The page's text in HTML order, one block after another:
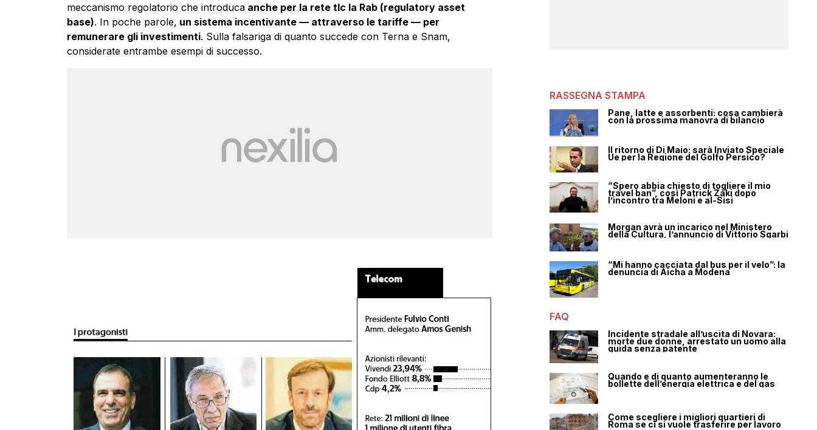
meccanismo regolatorio che introducaanche per la rete tlc la Rab (regulatory asset
base). In poche parole, un sistema incentivante — attraverso le tariffe — per
remunerare gli investimenti. Sulla falsariga di quanto succede con Terna e Snam,
considerate entrambe esempi di successo.
RASSEGNA STAMPA
Pane, latte e assorbenti: cosa cambierà
con la prossima manovra di bilancio
Il ritorno di Di Maio: sarà Inviato Speciale
Ue per la Regione del Golfo Persico?
“Spero abbia chiesto di togliere il mio
travel ban”, così Patrick Zaki dopo
l’incontro tra Meloni e al-Sisi
Morgan avrà un incarico nel Ministero
della Cultura, l’annuncio di Vittorio Sgarbi
“Mi hanno cacciata dal bus per il velo”: la
denuncia di Aicha a Modena
FAQ
Incidente stradale all’uscita di Novara:
morte due donne, arrestato un uomo alla
guida senza patente
Quando e di quanto aumenteranno le
bollette dell’energia elettrica e del gas
Come scegliere i migliori quartieri di
Roma se ci si vuole trasferire per lavoro